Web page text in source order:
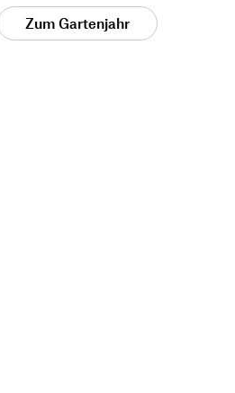
Zum Gartenjahr